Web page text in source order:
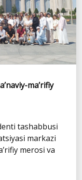
ma’rifiy
tashabbusi
markazi
merosi va